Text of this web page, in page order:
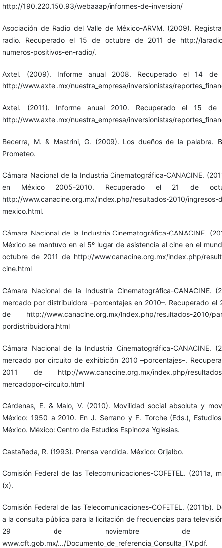
http://190.220.150.93/webaaap/informes-de-inversion/
Asociación de Radio del Valle de México-ARVM. (2009).
radio. Recuperado el 15 de octubre de 2011 de http://
numeros-positivos-en-radio/.
Axtel. (2009). Informe anual 2008. Recuperado el 14
http://www.axtel.mx/nuestra_empresa/inversionistas/
Axtel. (2011). Informe anual 2010. Recuperado el 15
http://www.axtel.mx/nuestra_empresa/inversionistas/
Becerra, M. & Mastrini, G. (2009). Los dueños de la palabra.
Prometeo.
Cámara Nacional de la Industria Cinematográfica-CANACINE.
en México 2005-2010. Recuperado el 21 de
http://www.canacine.org.mx/index.php/resultados-2010/ingresos-
mexico.html.
Cámara Nacional de la Industria Cinematográfica-CANACINE.
México se mantuvo en el 5º lugar de asistencia al cine en el
octubre de 2011 de http://www.canacine.org.mx/index.php/
cine.html
Cámara Nacional de la Industria Cinematográfica-CANACINE.
mercado por distribuidora –porcentajes en 2010–. Recuperado el
de http://www.canacine.org.mx/index.php/resultados-2010/
pordistribuidora.html
Cámara Nacional de la Industria Cinematográfica-CANACINE.
mercado por circuito de exhibición 2010 –porcentajes–.
2011 de http://www.canacine.org.mx/index.php/resultados-
mercadopor-circuito.html
Cárdenas, E. & Malo, V. (2010). Movilidad social absoluta y
México: 1950 a 2010. En J. Serrano y F. Torche (Eds.),
México. México: Centro de Estudios Espinoza Yglesias.
Castañeda, R. (1993). Prensa vendida. México: Grijalbo.
Comisión Federal de las Telecomunicaciones-COFETEL. (2011a,
(x).
Comisión Federal de las Telecomunicaciones-COFETEL. (2011b).
a la consulta pública para la licitación de frecuencias para
29 de noviembre de
www.cft.gob.mx/.../Documento_de_referencia_Consulta_TV.pdf.